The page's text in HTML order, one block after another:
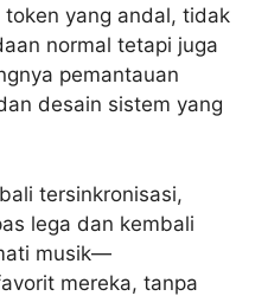
yang andal, tidak
normal tetapi juga
pemantauan
desain sistem yang
tersinkronisasi,
lega dan kembali
musik—
mereka, tanpa